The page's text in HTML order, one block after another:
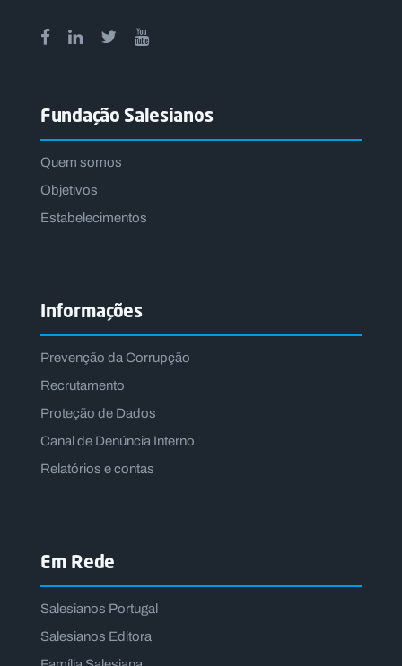
Fundação Salesianos
Quem somos
Objetivos
Estabelecimentos
Informações
Prevenção da Corrupção
Recrutamento
Proteção de Dados
Canal de Denúncia Interno
Relatórios e contas
Em Rede
Salesianos Portugal
Salesianos Editora
o
P
R
T
L
L
S
a
l
e
s
a
n
o
s
C
o
n
t
a
c
t
N
o
c
a
s